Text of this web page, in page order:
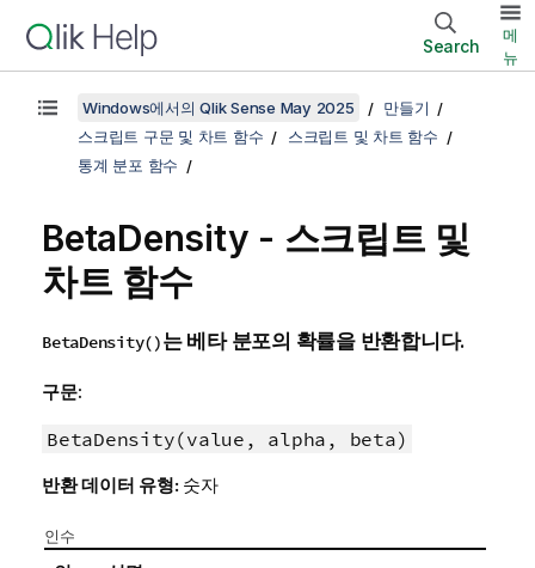
Search
메
뉴
Windows에서의 Qlik Sense May 2025
만들기
스크립트 구문 및 차트 함수
스크립트 및 차트 함수
통계 분포 함수
BetaDensity - 스크립트 및
차트 함수
BetaDensity()는 베타 분포의 확률을 반환합니다.
구문:
BetaDensity(value, alpha, beta)
반환 데이터 유형: 숫자
인수